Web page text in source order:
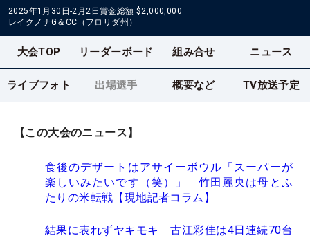
2025年1月30日-2月2日賞金総額 $2,000,000
レイクノナG＆CC（フロリダ州）
大会TOP リーダーボード 組み合せ ニュース
ライブフォト 出場選手 概要など TV放送予定
【この大会のニュース】
食後のデザートはアサイーボウル「スーパーが
楽しいみたいです（笑）」 竹田麗央は母とふ
たりの米転戦【現地記者コラム】
結果に表れずヤキモキ 古江彩佳は4日連続70台